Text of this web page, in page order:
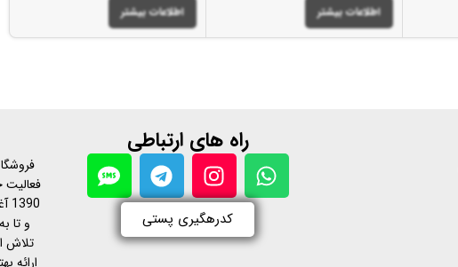
اطلاعات بیشتر اطلاعات بیشتر
راه های ارتباطی
کدرهگیری پستی
فعالیت
و تا
تلاش
ارائه